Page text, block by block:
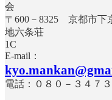
〒600－8325 京都市下
地六条荘
E-mail：
電話：０８０－３４７